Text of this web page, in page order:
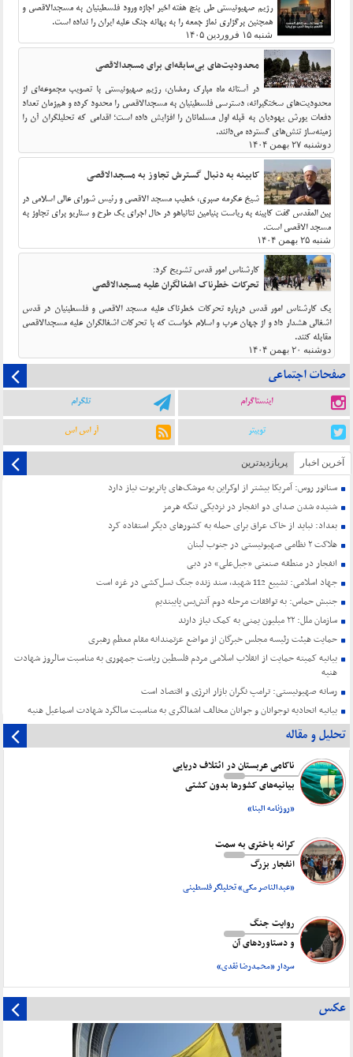
رژیم صهیونیستی طی پنج هفته اخیر اجازه ورود فلسطینیان به مسجدالاقصی و
همچنین برگزاری نماز جمعه را به بهانه جنگ علیه ایران را نداده است.
شنبه ۱۵ فروردین ۱۴۰۵
محدودیت‌های بی‌سابقه‌ای برای مسجدالاقصی
در آستانه ماه مبارک رمضان، رژیم صهیونیستی با تصویب مجموعه‌ای از
محدودیت‌های سختگیرانه، دسترسی فلسطینیان به مسجدالاقصی را محدود کرده و هم‌زمان تعداد
دفعات یورش یهودیان به قبله اول مسلمانان را افزایش داده است؛ اقدامی که تحلیلگران آن را
زمینه‌ساز تنش‌های گسترده می‌دانند.
دوشنبه ۲۷ بهمن ۱۴۰۴
کابینه به دنبال گسترش تجاوز به مسجدالاقصی
شیخ عکرمه صبری، خطیب مسجد الاقصی و رئیس شورای عالی اسلامی در
بین المقدس گفت کابینه به ریاست بنیامین نتانیاهو در حال اجرای یک طرح و سناریو برای تجاوز به
مسجد الاقصی است.
شنبه ۲۵ بهمن ۱۴۰۴
کارشناس امور قدس تشریح کرد:
تحرکات خطرناک اشغالگران علیه مسجدالاقصی
یک کارشناس امور قدس درباره تحرکات خطرناک علیه مسجد الاقصی و فلسطینیان در قدس
اشغالی هشدار داد و از جهان عرب و اسلام خواست که با تحرکات اشغالگران علیه مسجدالاقصی
مقابله کنند.
دوشنبه ۲۰ بهمن ۱۴۰۴
صفحات اجتماعی
اینستاگرام تلگرام
توییتر آر اس اس
آخرین اخبار پربازدیدترین
سناتور روس: آمریکا بیشتر از اوکراین به موشک‌های پاتریوت نیاز دارد
شنیده شدن صدای دو انفجار در نزدیکی تنگه هرمز
بغداد: نباید از خاک عراق برای حمله به کشورهای دیگر استفاده کرد
هلاکت ۲ نظامی صهیونیستی در جنوب لبنان
انفجار در منطقه صنعتی «جبل‌علی» در دبی
جهاد اسلامی: تشییع 112 شهید، سند زنده جنگ نسل‌کشی در غزه است
جنبش حماس: به توافقات مرحله دوم آتش‌بس پایبندیم
سازمان ملل: ۲۲ میلیون یمنی به کمک نیاز دارند
حمایت هیئت رئیسه مجلس خبرگان از مواضع عزتمندانه مقام معظم رهبری
بیانیه کمیته حمایت از انقلاب اسلامی مردم فلسطین ریاست جمهوری به مناسبت سالروز شهادت
هنیه
رسانه صهیونیستی: ترامپ نگران بازار انرژی و اقتصاد است
بیانیه اتحادیه نوجوانان و جوانان مخالف اشغالگری به مناسبت سالگرد شهادت اسماعیل هنیه
تحلیل و مقاله
ناکامی عربستان در ائتلاف دریایی
بیانیه‌های کشورها بدون کشتی
«روزنامه البنا»
کرانه باختری به سمت
انفجار بزرگ
«عبدالناصر مکی» تحلیلگر فلسطینی
روایت جنگ
و دستاورد‌های آن
سردار «محمدرضا نقدی»
عکس